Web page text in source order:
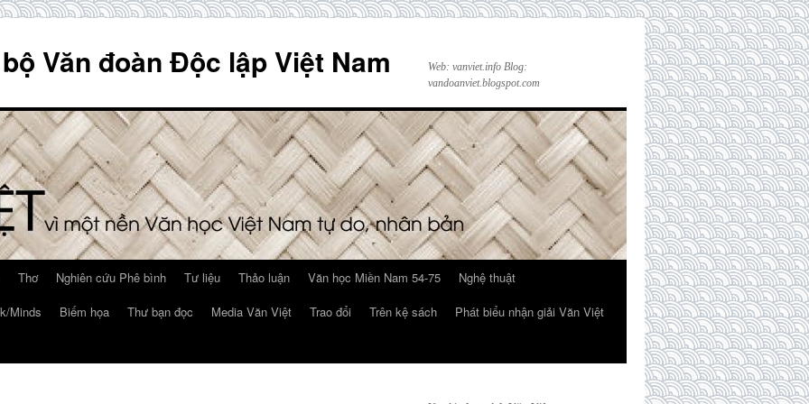
Văn đoàn Độc lập Việt Nam
Web: vanviet.info Blog:
vandoanviet.blogspot.com
Thơ Nghiên cứu Phê bình Tư liệu Thảo luận Văn học Miền Nam 54-75
Nghệ thuật
Minds Biếm họa Thư bạn đọc Media Văn Việt Trao đổi Trên kệ sách
Phát biểu nhận giải Văn Việt